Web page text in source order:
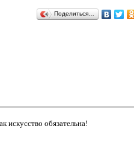
Поделиться…
искусство обязательна!